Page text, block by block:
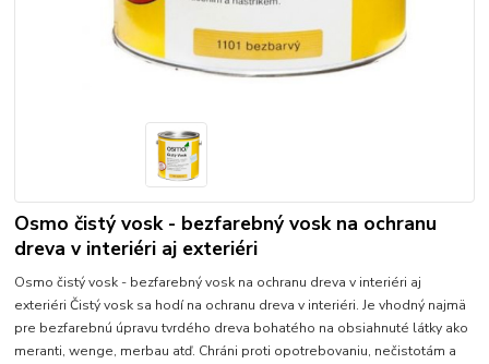
Osmo čistý vosk - bezfarebný vosk na ochranu
dreva v interiéri aj exteriéri
Osmo čistý vosk - bezfarebný vosk na ochranu dreva v interiéri aj
exteriéri Čistý vosk sa hodí na ochranu dreva v interiéri. Je vhodný najmä
pre bezfarebnú úpravu tvrdého dreva bohatého na obsiahnuté látky ako
meranti, wenge, merbau atď. Chráni proti opotrebovaniu, nečistotám a